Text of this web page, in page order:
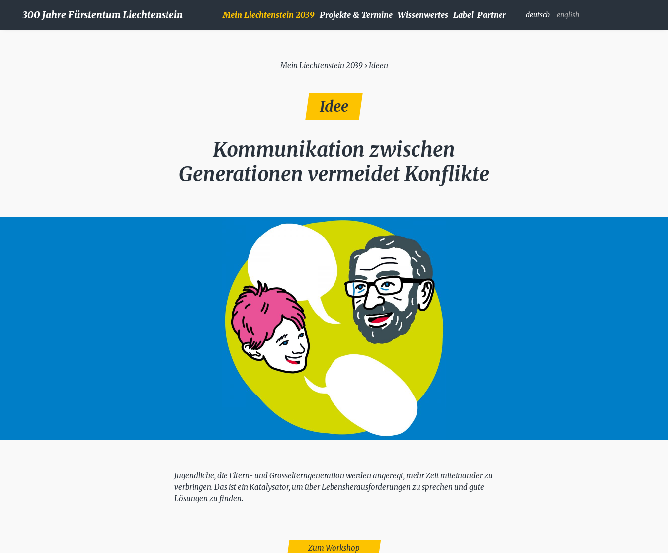
300 Jahre Fürstentum Liechtenstein Mein Liechtenstein 2039 Projekte & Termine Wissenwertes Label-Partner deutsch english
Mein Liechtenstein 2039 › Ideen
Idee
Kommunikation zwischen
Generationen vermeidet Konflikte
Jugendliche, die Eltern- und Grosselterngeneration werden angeregt, mehr Zeit miteinander zu
verbringen. Das ist ein Katalysator, um über Lebensherausforderungen zu sprechen und gute
Lösungen zu finden.
Zum Workshop